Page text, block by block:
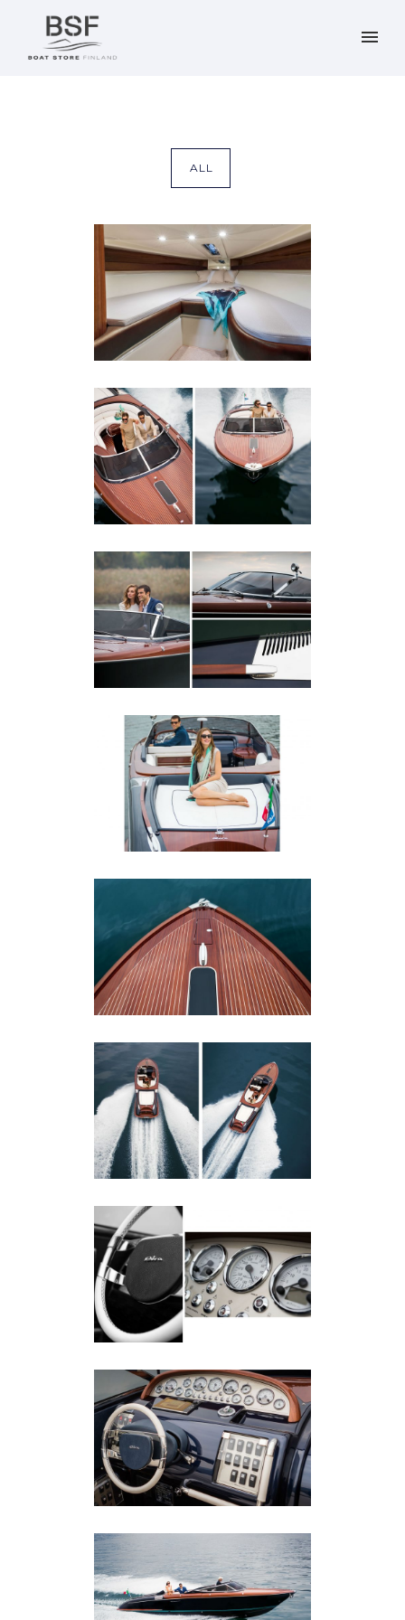
ALL
RIVA AQUARIVA SUPER
Riva Aquariva Super
RIVA AQUARIVA SUPER
Riva Aquariva Super
RIVA AQUARIVA SUPER
Riva Aquariva Super
RIVA AQUARIVA SUPER
Riva Aquariva Super
RIVA AQUARIVA SUPER
Riva Aquariva Super
RIVA AQUARIVA SUPER
Riva Aquariva Super
RIVA AQUARIVA SUPER
Riva Aquariva Super
RIVA AQUARIVA SUPER
Riva Aquariva Super
RIVA AQUARIVA SUPER